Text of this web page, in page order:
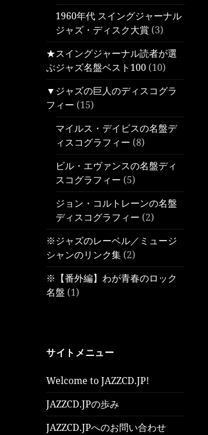
1960年代 スイングジャーナル
ジャズ・ディスク大賞 (3)
★スイングジャーナル読者が選
ぶジャズ名盤ベスト100 (10)
▼ジャズの巨人のディスコグラ
フィー (15)
マイルス・デイビスの名盤デ
ィスコグラフィー (8)
ビル・エヴァンスの名盤ディ
スコグラフィー (5)
ジョン・コルトレーンの名盤
ディスコグラフィー (2)
※ジャズのレーベル／ミュージ
シャンのリンク集 (2)
※【番外編】わが青春のロック
名盤 (1)
サイトメニュー
Welcome to JAZZCD.JP!
JAZZCD.JPの歩み
JAZZCD.JPへのお問い合わせ